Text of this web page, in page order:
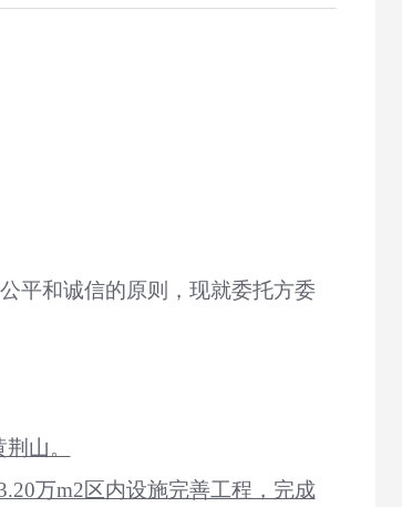
平和诚信的原则，现就委托方委
山。
万m2区内设施完善工程，完成